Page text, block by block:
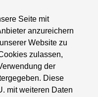
Seite mit
anzureichern
Website zu
zulassen,
der
Diese
mit weiteren Daten